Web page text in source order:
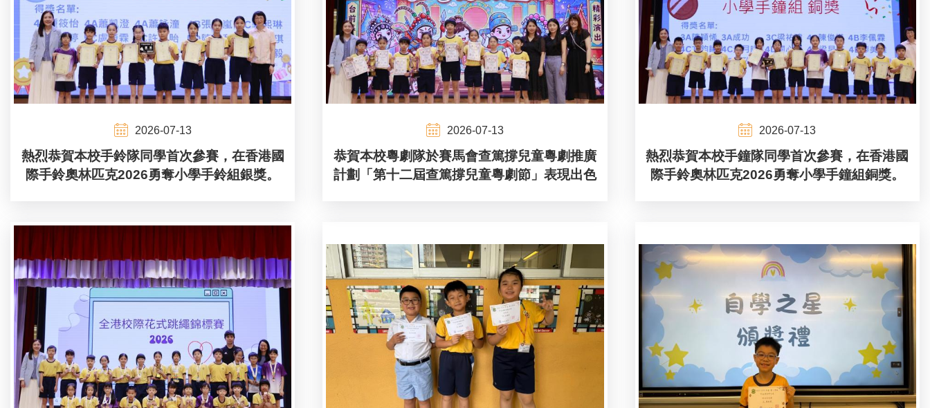
2026-07-13
熱烈恭賀本校手鈴隊同學首次參賽，在香港國
際手鈴奧林匹克2026勇奪小學手鈴組銀獎。
2026-07-13
恭賀本校粵劇隊於賽馬會查篤撐兒童粵劇推廣
計劃「第十二屆查篤撐兒童粵劇節」表現出色
2026-07-13
熱烈恭賀本校手鐘隊同學首次參賽，在香港國
際手鈴奧林匹克2026勇奪小學手鐘組銅獎。